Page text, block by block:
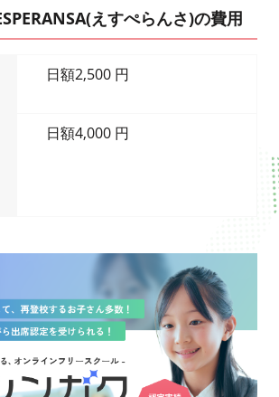
えすぺらんさ)の費用
日額2,500 円
日額4,000 円